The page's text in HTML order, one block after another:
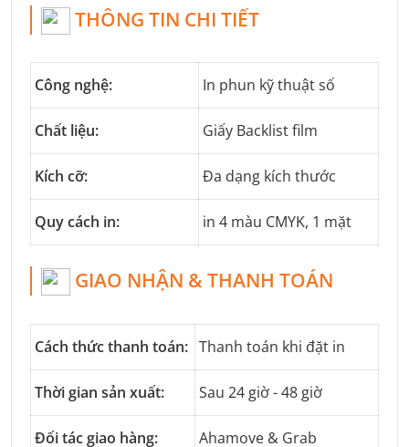
THÔNG TIN CHI TIẾT
Công nghệ: In phun kỹ thuật số
Chất liệu: Giấy Backlist film
Kích cỡ: Đa dạng kích thước
Quy cách in: in 4 màu CMYK, 1 mặt
GIAO NHẬN & THANH TOÁN
Cách thức thanh toán: Thanh toán khi đặt in
Thời gian sản xuất: Sau 24 giờ - 48 giờ
Đối tác giao hàng: Ahamove & Grab